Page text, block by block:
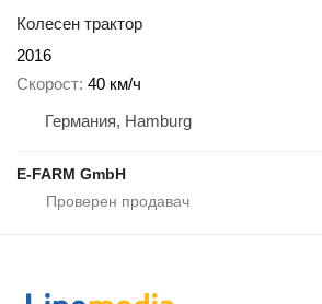
Колесен трактор
2016
Скорост 40 км/ч
Германия, Hamburg
E-FARM GmbH